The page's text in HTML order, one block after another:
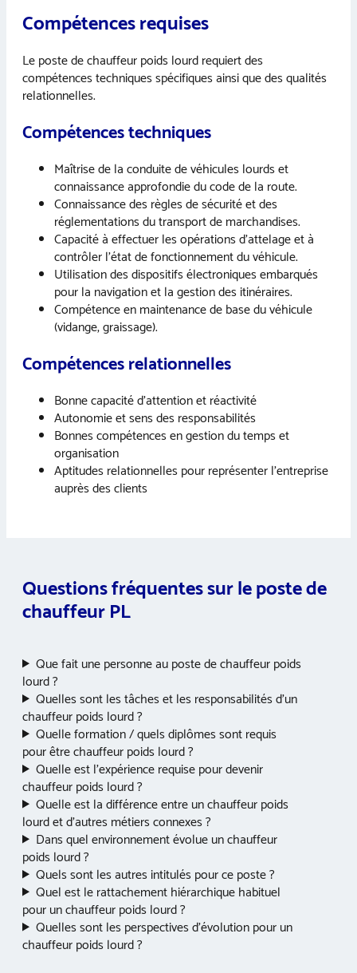
Compétences requises
Le poste de chauffeur poids lourd requiert des
compétences techniques spécifiques ainsi que des qualités
relationnelles.
Compétences techniques
Maîtrise de la conduite de véhicules lourds et
connaissance approfondie du code de la route.
Connaissance des règles de sécurité et des
réglementations du transport de marchandises.
Capacité à effectuer les opérations d’attelage et à
contrôler l’état de fonctionnement du véhicule.
Utilisation des dispositifs électroniques embarqués
pour la navigation et la gestion des itinéraires.
Compétence en maintenance de base du véhicule
(vidange, graissage).
Compétences relationnelles
Bonne capacité d’attention et réactivité
Autonomie et sens des responsabilités
Bonnes compétences en gestion du temps et
organisation
Aptitudes relationnelles pour représenter l’entreprise
auprès des clients
Questions fréquentes sur le poste de
chauffeur PL
Que fait une personne au poste de chauffeur poids
lourd ?
Quelles sont les tâches et les responsabilités d’un
chauffeur poids lourd ?
Quelle formation / quels diplômes sont requis
pour être chauffeur poids lourd ?
Quelle est l’expérience requise pour devenir
chauffeur poids lourd ?
Quelle est la différence entre un chauffeur poids
lourd et d’autres métiers connexes ?
Dans quel environnement évolue un chauffeur
poids lourd ?
Quels sont les autres intitulés pour ce poste ?
Quel est le rattachement hiérarchique habituel
pour un chauffeur poids lourd ?
Quelles sont les perspectives d’évolution pour un
chauffeur poids lourd ?